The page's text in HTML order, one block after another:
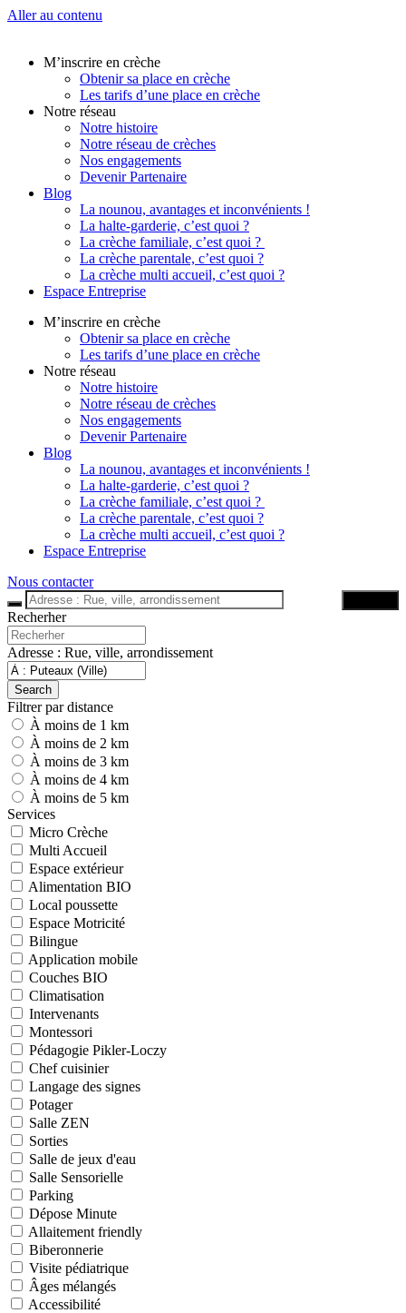
Aller au contenu
M’inscrire en crèche
Obtenir sa place en crèche
Les tarifs d’une place en crèche
Notre réseau
Notre histoire
Notre réseau de crèches
Nos engagements
Devenir Partenaire
Blog
La nounou, avantages et inconvénients !
La halte-garderie, c’est quoi ?
La crèche familiale, c’est quoi ?
La crèche parentale, c’est quoi ?
La crèche multi accueil, c’est quoi ?
Espace Entreprise
M’inscrire en crèche
Obtenir sa place en crèche
Les tarifs d’une place en crèche
Notre réseau
Notre histoire
Notre réseau de crèches
Nos engagements
Devenir Partenaire
Blog
La nounou, avantages et inconvénients !
La halte-garderie, c’est quoi ?
La crèche familiale, c’est quoi ?
La crèche parentale, c’est quoi ?
La crèche multi accueil, c’est quoi ?
Espace Entreprise
Nous contacter
Recherher
Adresse : Rue, ville, arrondissement
Search
Filtrer par distance
À moins de 1 km
À moins de 2 km
À moins de 3 km
À moins de 4 km
À moins de 5 km
Services
Micro Crèche
Multi Accueil
Espace extérieur
Alimentation BIO
Local poussette
Espace Motricité
Bilingue
Application mobile
Couches BIO
Climatisation
Intervenants
Montessori
Pédagogie Pikler-Loczy
Chef cuisinier
Langage des signes
Potager
Salle ZEN
Sorties
Salle de jeux d'eau
Salle Sensorielle
Parking
Dépose Minute
Allaitement friendly
Biberonnerie
Visite pédiatrique
Âges mélangés
Accessibilité